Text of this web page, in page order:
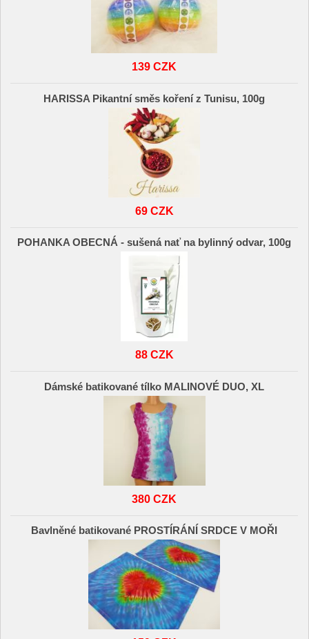
139 CZK
HARISSA Pikantní směs koření z Tunisu, 100g
69 CZK
POHANKA OBECNÁ - sušená nať na bylinný odvar, 100g
88 CZK
Dámské batikované tílko MALINOVÉ DUO, XL
380 CZK
Bavlněné batikované PROSTÍRÁNÍ SRDCE V MOŘI